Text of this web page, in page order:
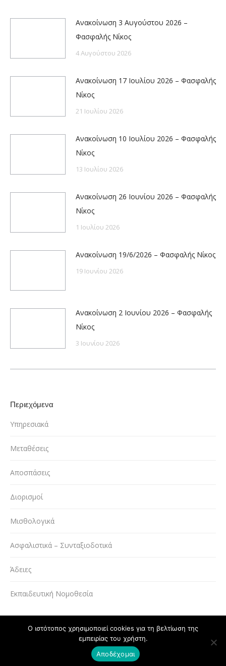
Ανακοίνωση 3 Αυγούστου 2026 –
Φασφαλής Νίκος
4 Αυγούστου 2026
Ανακοίνωση 17 Ιουλίου 2026 – Φασφαλής
Νίκος
21 Ιουλίου 2026
Ανακοίνωση 10 Ιουλίου 2026 – Φασφαλής
Νίκος
13 Ιουλίου 2026
Ανακοίνωση 26 Ιουνίου 2026 – Φασφαλής
Νίκος
1 Ιουλίου 2026
Ανακοίνωση 19/6/2026 – Φασφαλής Νίκος
19 Ιουνίου 2026
Ανακοίνωση 2 Ιουνίου 2026 – Φασφαλής
Νίκος
3 Ιουνίου 2026
Περιεχόμενα
Υπηρεσιακά
Μεταθέσεις
Αποσπάσεις
Διορισμοί
Μισθολογικά
Ασφαλιστικά – Συνταξιοδοτικά
Άδειες
Εκπαιδευτική Νομοθεσία
Copyright © ΔΟΕ 2020
Powered by
Ο ιστότοπος χρησιμοποιεί cookies για τη βελτίωση της
εμπειρίας του χρήστη.
Αποδέχομαι